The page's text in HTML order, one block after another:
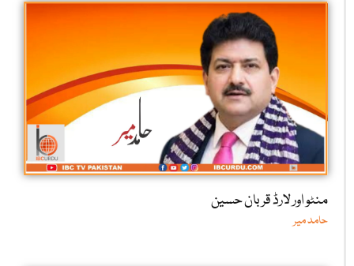
منٹو اور لارڈ قربان حسین
حامد میر